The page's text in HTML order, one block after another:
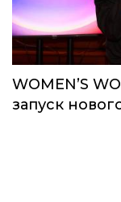
WOMEN’S
запуск